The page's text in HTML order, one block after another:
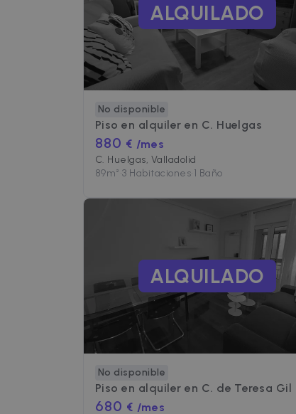
ALQUILADO
No disponible
Piso en alquiler en C. Huelgas
880 € /mes
C. Huelgas, Valladolid
89m²•3 Habitaciones•1 Baño
ALQUILADO
No disponible
Piso en alquiler en C. de Teresa Gil
680 € /mes